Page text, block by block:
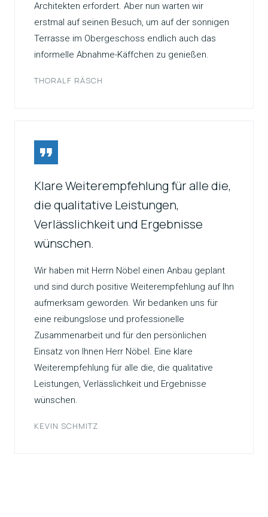
Architekten erfordert. Aber nun warten wir
erstmal auf seinen Besuch, um auf der sonnigen
Terrasse im Obergeschoss endlich auch das
informelle Abnahme-Käffchen zu genießen.
THORALF RÄSCH
Klare Weiterempfehlung für alle die,
die qualitative Leistungen,
Verlässlichkeit und Ergebnisse
wünschen.
Wir haben mit Herrn Nöbel einen Anbau geplant
und sind durch positive Weiterempfehlung auf Ihn
aufmerksam geworden. Wir bedanken uns für
eine reibungslose und professionelle
Zusammenarbeit und für den persönlichen
Einsatz von Ihnen Herr Nöbel. Eine klare
Weiterempfehlung für alle die, die qualitative
Leistungen, Verlässlichkeit und Ergebnisse
wünschen.
KEVIN SCHMITZ